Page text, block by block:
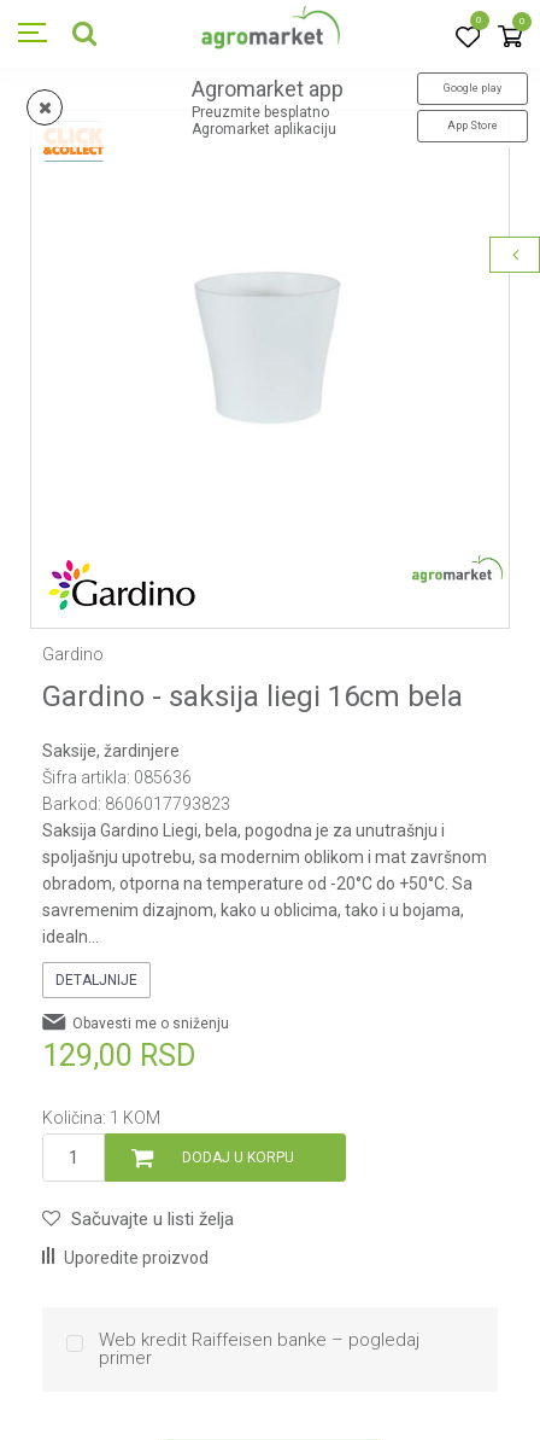
0 0
Agromarket app
Preuzmite besplatno
Agromarket aplikaciju
Google play
App Store
Gardino
Gardino - saksija liegi 16cm bela
Saksije, žardinjere
Šifra artikla: 085636
Barkod: 8606017793823
Saksija Gardino Liegi, bela, pogodna je za unutrašnju i
spoljašnju upotrebu, sa modernim oblikom i mat završnom
obradom, otporna na temperature od -20°C do +50°C. Sa
savremenim dizajnom, kako u oblicima, tako i u bojama,
idealn
DETALJNIJE
129,00 RSD
Obavesti me o sniženju
Količina: 1 KOM
DODAJ U KORPU
Sačuvajte u listi želja
Uporedite proizvod
Web kredit Raiffeisen banke – pogledaj
primer